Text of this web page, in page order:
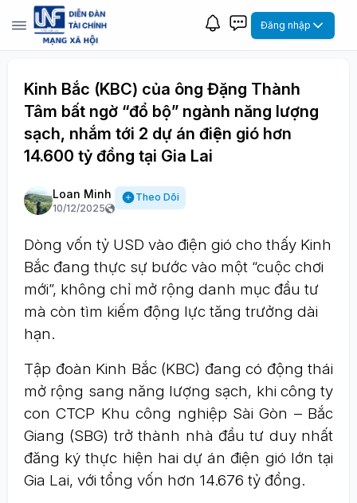
Đăng nhập
Kinh Bắc (KBC) của ông Đặng Thành
Tâm bất ngờ “đổ bộ” ngành năng lượng
sạch, nhắm tới 2 dự án điện gió hơn
14.600 tỷ đồng tại Gia Lai
Loan Minh
10/12/2025
Theo Dõi
Dòng vốn tỷ USD vào điện gió cho thấy Kinh
Bắc đang thực sự bước vào một “cuộc chơi
mới”, không chỉ mở rộng danh mục đầu tư
mà còn tìm kiếm động lực tăng trưởng dài
hạn.
Tập đoàn Kinh Bắc (KBC) đang có động thái
mở rộng sang năng lượng sạch, khi công ty
con CTCP Khu công nghiệp Sài Gòn – Bắc
Giang (SBG) trở thành nhà đầu tư duy nhất
đăng ký thực hiện hai dự án điện gió lớn tại
Gia Lai, với tổng vốn hơn 14.676 tỷ đồng.